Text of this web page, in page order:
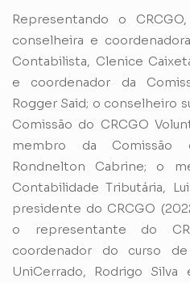
Representando o
conselheira e
Contabilista, Clenice
e coordenador da
Rogger Said; o conselheiro
Comissão do CRCGO
membro da Comissão
Rondnelton Cabrine; o
Contabilidade Tributária,
presidente do CRCGO
o representante do
coordenador do curso
UniCerrado, Rodrigo